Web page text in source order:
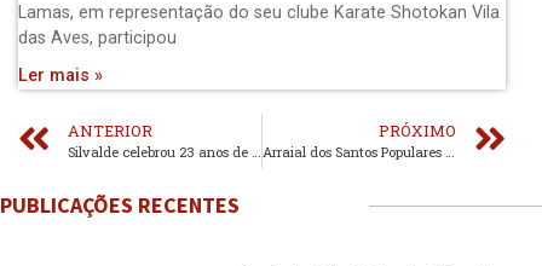
Lamas, em representação do seu clube Karate Shotokan Vila
das Aves, participou
Ler mais »
ANTERIOR
Silvalde celebrou 23 anos de elevação a vila com homenagem à comunidade, instituições e figuras locais
PRÓXIMO
Arraial dos Santos Populares juntou centenas na Mâmoa
PUBLICAÇÕES RECENTES